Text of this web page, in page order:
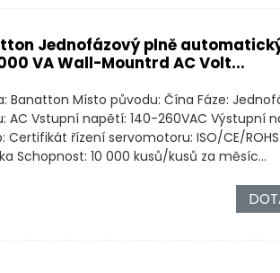
Jednofázový plně
VA Wall-Mountrd AC Volt...
Banatton Místo původu: Čína Fáze:
AC Vstupní napětí: 140-260VAC Výstupní
Certifikát řízení servomotoru: ISO/CE/
Schopnost: 10 000 kusů/kusů za měsíc...